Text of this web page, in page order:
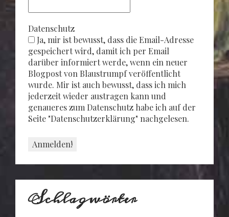
Datenschutz
Ja, mir ist bewusst, dass die Email-Adresse
gespeichert wird, damit ich per Email
darüber informiert werde, wenn ein neuer
Blogpost von Blaustrumpf veröffentlicht
wurde. Mir ist auch bewusst, dass ich mich
jederzeit wieder austragen kann und
genaueres zum Datenschutz habe ich auf der
Seite "Datenschutzerklärung" nachgelesen.
Schlagwörter